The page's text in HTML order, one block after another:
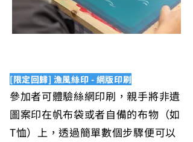
[限定回歸] 漁風絲印 - 網版印刷
參加者可體驗絲網印刷，親手將非遺
圖案印在帆布袋或者自備的布物（如
T恤）上，透過簡單數個步驟便可以